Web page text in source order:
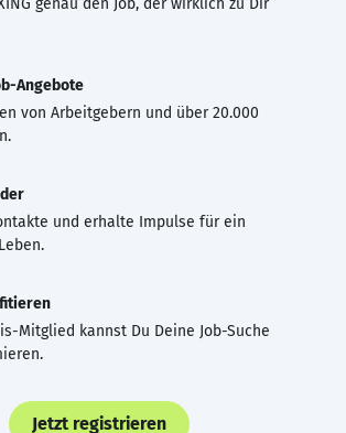
Angebote
von Arbeitgebern und über 20.000
und erhalte Impulse für ein
Mitglied kannst Du Deine Job-Suche
Jetzt registrieren